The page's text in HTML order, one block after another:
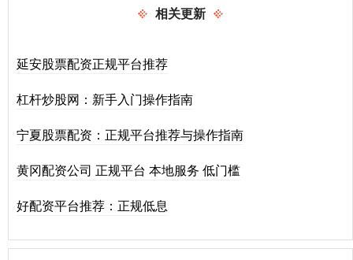
相关更新
延安股票配资正规平台推荐
杠杆炒股网：新手入门操作指南
宁夏股票配资：正规平台推荐与操作指南
黄冈配资公司 正规平台 本地服务 低门槛
好配资平台推荐：正规低息